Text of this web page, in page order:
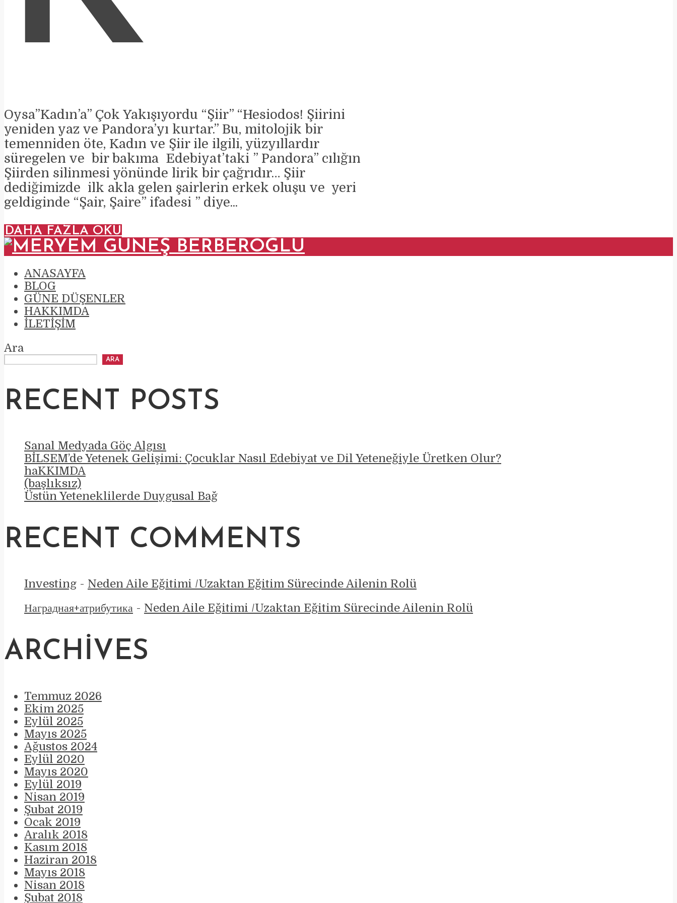
Oysa”Kadın’a” Çok Yakışıyordu “Şiir” “Hesiodos! Şiirini
yeniden yaz ve Pandora’yı kurtar.” Bu, mitolojik bir
temenniden öte, Kadın ve Şiir ile ilgili, yüzyıllardır
süregelen ve bir bakıma Edebiyat’taki ” Pandora” cılığın
Şiirden silinmesi yönünde lirik bir çağrıdır… Şiir
dediğimizde ilk akla gelen şairlerin erkek oluşu ve yeri
geldiginde “Şair, Şaire” ifadesi ” diye...
DAHA FAZLA OKU
ANASAYFA
BLOG
GÜNE DÜŞENLER
HAKKIMDA
İLETIŞIM
Ara
ARA
RECENT POSTS
Sanal Medyada Göç Algısı
BİLSEM’de Yetenek Gelişimi: Çocuklar Nasıl Edebiyat ve Dil Yeteneğiyle Üretken Olur?
haKKIMDA
(başlıksız)
Üstün Yeteneklilerde Duygusal Bağ
RECENT COMMENTS
Investing - Neden Aile Eğitimi /Uzaktan Eğitim Sürecinde Ailenin Rolü
Наградная+атрибутика - Neden Aile Eğitimi /Uzaktan Eğitim Sürecinde Ailenin Rolü
ARCHIVES
Temmuz 2026
Ekim 2025
Eylül 2025
Mayıs 2025
Ağustos 2024
Eylül 2020
Mayıs 2020
Eylül 2019
Nisan 2019
Şubat 2019
Ocak 2019
Aralık 2018
Kasım 2018
Haziran 2018
Mayıs 2018
Nisan 2018
Şubat 2018